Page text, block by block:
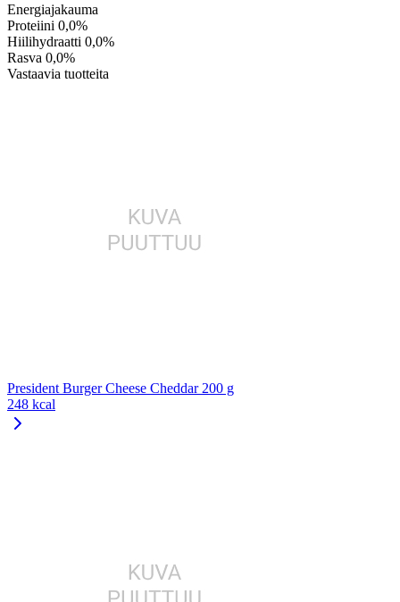
Energiajakauma
Proteiini 0,0%
Hiilihydraatti 0,0%
Rasva 0,0%
Vastaavia tuotteita
President Burger Cheese Cheddar 200 g
248 kcal